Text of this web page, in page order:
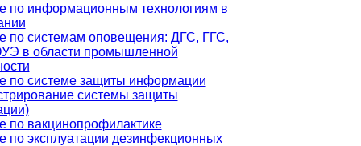
по информационным технологиям в
по системам оповещения: ДГС, ГГС,
в области промышленной
по системе защиты информации
системы защиты
по вакцинопрофилактике
по эксплуатации дезинфекционных